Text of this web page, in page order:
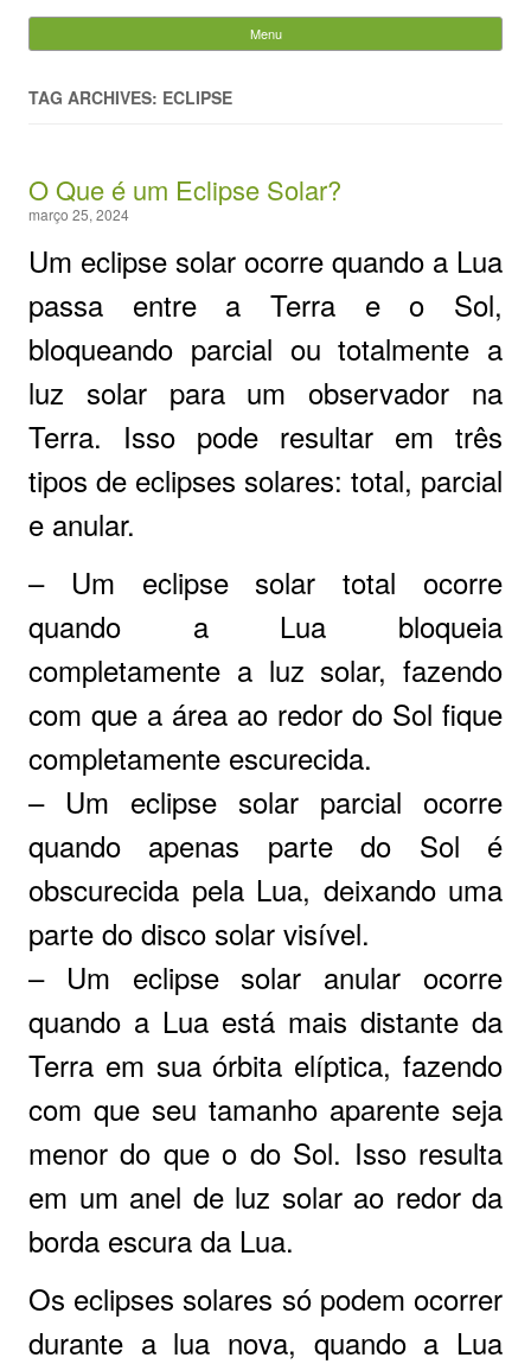
Evandro Legramonte
Menu
TAG ARCHIVES: ECLIPSE
O Que é um Eclipse Solar?
março 25, 2024
Um eclipse solar ocorre quando a Lua
passa entre a Terra e o Sol,
bloqueando parcial ou totalmente a
luz solar para um observador na
Terra. Isso pode resultar em três
tipos de eclipses solares: total, parcial
e anular.
– Um eclipse solar total ocorre
quando a Lua bloqueia
completamente a luz solar, fazendo
com que a área ao redor do Sol fique
completamente escurecida.
– Um eclipse solar parcial ocorre
quando apenas parte do Sol é
obscurecida pela Lua, deixando uma
parte do disco solar visível.
– Um eclipse solar anular ocorre
quando a Lua está mais distante da
Terra em sua órbita elíptica, fazendo
com que seu tamanho aparente seja
menor do que o do Sol. Isso resulta
em um anel de luz solar ao redor da
borda escura da Lua.
Os eclipses solares só podem ocorrer
durante a lua nova, quando a Lua